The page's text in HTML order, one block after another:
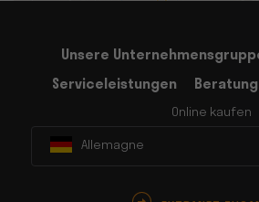
Unsere
Serviceleistungen
Online kaufen
Allemagne